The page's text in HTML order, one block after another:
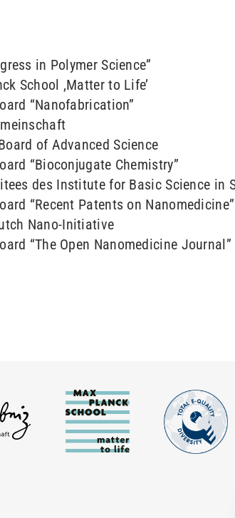
in Polymer Science”
School ,Matter to Life’
“Nanofabrication”
of Advanced Science
“Bioconjugate Chemistry”
des Institute for Basic Science in
“Recent Patents on Nanomedicine”
Nano-Initiative
“The Open Nanomedicine